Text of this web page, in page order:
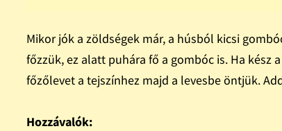
Mikor jók a zöldségek már, a húsból kicsi
főzzük, ez alatt puhára fő a gombóc is. Ha kész
főzőlevet a tejszínhez majd a levesbe öntjük.
Hozzávalók: